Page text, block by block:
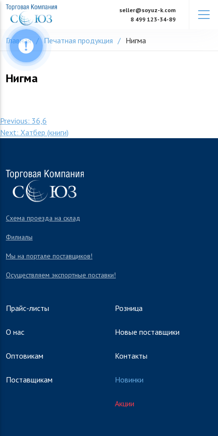
Skip
content
seller@soyuz-k.com
8 499 123-34-89
Главная Печатная продукция Нигма
Нигма
Post
navigation
Previous: 36,6
Next: Хатбер (книги)
Схема проезда на склад
Филиалы
Мы на портале поставщиков!
Осуществляем экспортные поставки!
Прайс-листы
О нас
Оптовикам
Поставщикам
Розница
Новые поставщики
Контакты
Новинки
Акции